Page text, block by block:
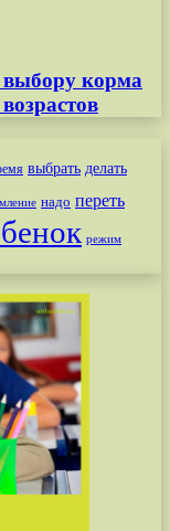
корма
выбрать делать
надо переть
режим